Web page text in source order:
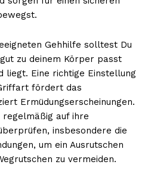
Gehhilfe solltest Du
zu deinem Körper passt
liegt. Eine richtige Einstellung
fördert das
Ermüdungserscheinungen.
regelmäßig auf ihre
insbesondere die
um ein Ausrutschen
zu vermeiden.